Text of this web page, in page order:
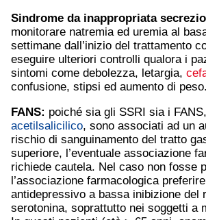
Sindrome da inappropriata
monitorare natremia ed uremia al
settimane dall’inizio del trattamento
eseguire ulteriori controlli qualora i
sintomi come debolezza, letargia,
confusione, stipsi ed aumento di peso.
FANS: poiché sia gli SSRI sia i
acetilsalicilico, sono associati ad un
rischio di sanguinamento del tratto
superiore, l’eventuale associazione
richiede cautela. Nel caso non fosse
l’associazione farmacologica
antidepressivo a bassa inibizione del
serotonina, soprattutto nei soggetti a